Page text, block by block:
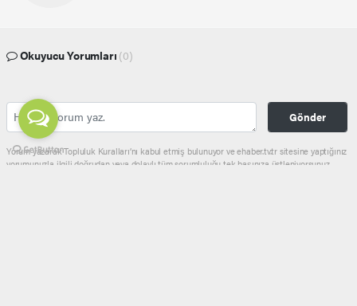
Okuyucu Yorumları (0)
Gönder
Yorum yazarak Topluluk Kuralları’nı kabul etmiş bulunuyor ve ehaber.tv.tr sitesine yaptığınız
yorumunuzla ilgili doğrudan veya dolaylı tüm sorumluluğu tek başınıza üstleniyorsunuz.